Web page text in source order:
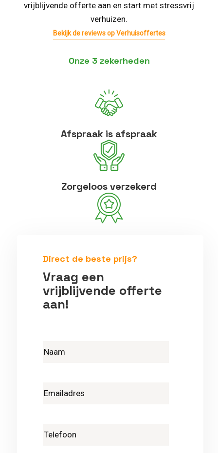
vrijblijvende offerte aan en start met stressvrij
verhuizen.
Bekijk de reviews op Verhuisoffertes
Onze 3 zekerheden
Afspraak is afspraak
Zorgeloos verzekerd
Direct de beste prijs?
Vraag een
vrijblijvende offerte
aan!